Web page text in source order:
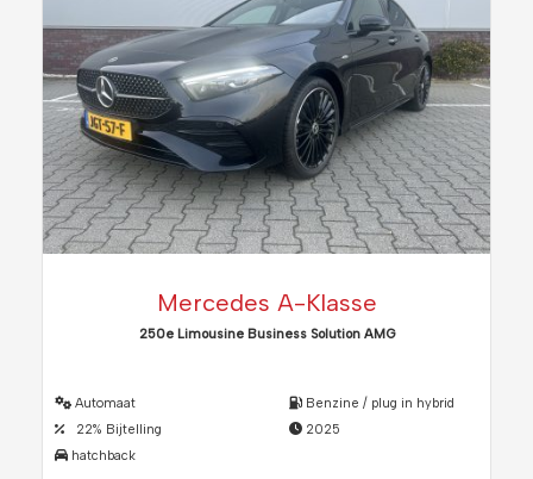
Mercedes A-Klasse
250e Limousine Business Solution AMG
Automaat
22% Bijtelling
hatchback
Benzine / plug in hybrid
2025